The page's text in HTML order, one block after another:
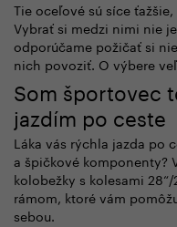
Tie oceľové sú síce
Vybrať si medzi nimi nie
odporúčame požičať si
nich povoziť. O výbere
Som športovec
jazdím po ceste
Láka vás rýchla jazda po
a špičkové komponenty?
kolobežky s kolesami
rámom, ktoré vám
sebou.